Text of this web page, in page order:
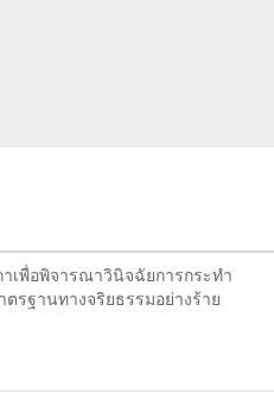
เพื่อพิจารณาวินิจฉัยการกระทำ
รฐานทางจริยธรรมอย่างร้าย